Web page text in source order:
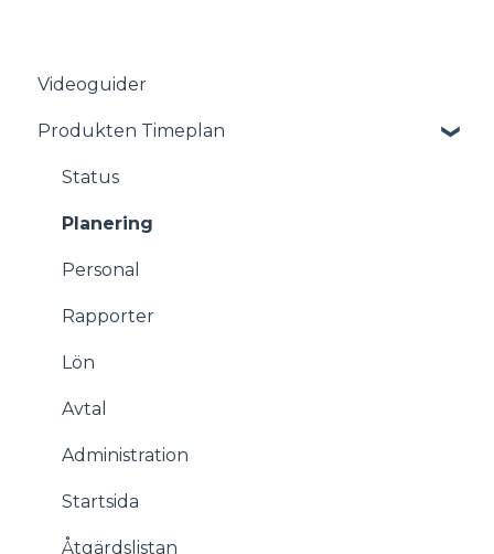
Videoguider
Produkten Timeplan
Status
Planering
Personal
Rapporter
Lön
Avtal
Administration
Startsida
Åtgärdslistan